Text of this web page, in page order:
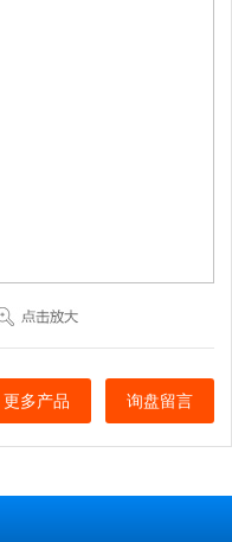
更多产品 询盘留言